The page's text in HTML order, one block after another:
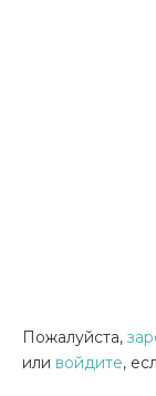
Пожалуйста,
или войдите,